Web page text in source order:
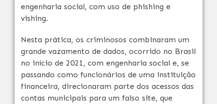
engenharia social, com uso de phishing e
vishing.
Nesta prática, os criminosos combinaram um
grande vazamento de dados, ocorrido no Brasil
no início de 2021, com engenharia social e, se
passando como funcionários de uma instituição
financeira, direcionaram parte dos acessos das
contas municipais para um falso site, que